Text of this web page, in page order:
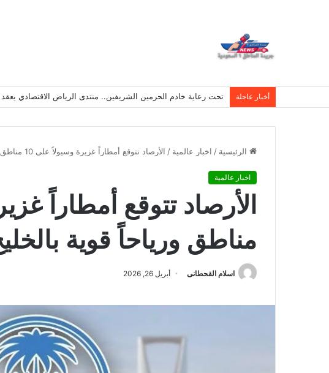
أخبار عاجلة تحت رعاية خادم الحرمين الشريفين.. منتدى الرياض الاقتصادي يعقد دورته الـ(12)
الرئيسية / اخبار عالمية / الأرصاد تتوقع أمطاراً غزيرة وسيولاً على 10 مناطق ورياحاً قوية بالخليج والبحر الأحمر
اخبار عالمية
مناطق ورياحاً قوية
اسلام القحطانى أبريل 26, 2026